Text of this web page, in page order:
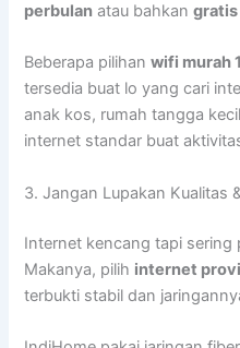
perbulan atau bahkangratis
Beberapa pilihanwifi murah
tersedia buat lo yang cari
anak kos, rumah tangga
internet standar buat
3. Jangan Lupakan Kualitas
Internet kencang tapi sering
Makanya, pilih internet
terbukti stabil dan